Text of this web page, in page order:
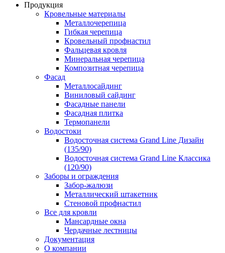
Продукция
Кровельные материалы
Металлочерепица
Гибкая черепица
Кровельный профнастил
Фальцевая кровля
Минеральная черепица
Композитная черепица
Фасад
Металлосайдинг
Виниловый сайдинг
Фасадные панели
Фасадная плитка
Термопанели
Водостоки
Водосточная система Grand Line Дизайн
(135/90)
Водосточная система Grand Line Классика
(120/90)
Заборы и ограждения
Забор-жалюзи
Металлический штакетник
Стеновой профнастил
Все для кровли
Мансардные окна
Чердачные лестницы
Документация
О компании